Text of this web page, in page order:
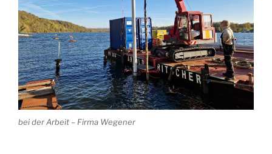
bei der Arbeit – Firma Wegener